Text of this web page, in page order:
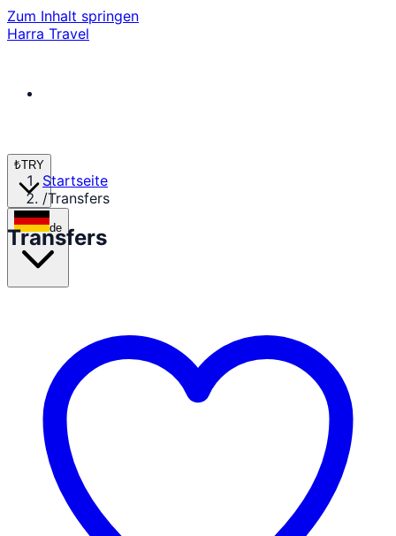
Zum Inhalt springen
Harra Travel
₺TRY
de
Startseite
/Transfers
Transfers